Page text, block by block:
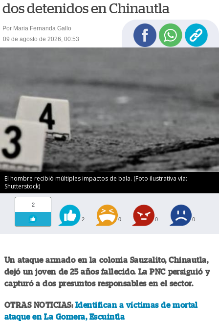
dos detenidos en Chinautla
Por Maria Fernanda Gallo
09 de agosto de 2026, 00:53
El hombre recibió múltiples impactos de bala. (Foto ilustrativa vía:
Shutterstock)
2
2 0 0 0
Un ataque armado en la colonia Sauzalito, Chinautla,
dejó un joven de 25 años fallecido. La PNC persiguió y
capturó a dos presuntos responsables en el sector.
OTRAS NOTICIAS:Identifican a víctimas de mortal
ataque en La Gomera, Escuintla